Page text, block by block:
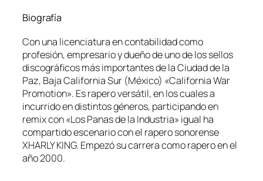
Biografía
Con una licenciatura en contabilidad como
profesión, empresario y dueño de uno de los sellos
discográficos más importantes de la Ciudad de la
Paz, Baja California Sur (México) «California War
Promotion». Es rapero versátil, en los cuales a
incurrido en distintos géneros, participando en
remix con «Los Panas de la Industria» igual ha
compartido escenario con el rapero sonorense
XHARLY KING. Empezó su carrera como rapero en el
año 2000.